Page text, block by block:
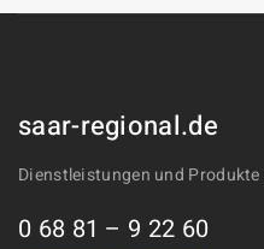
saar-regional.de
Dienstleistungen und
0 68 81 – 9 22 60